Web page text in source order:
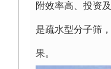
附效率高、投资
是疏水型分子筛
果。